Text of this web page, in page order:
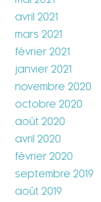
avril 2021
mars 2021
février 2021
janvier 2021
novembre 2020
octobre 2020
août 2020
avril 2020
février 2020
septembre 2019
août 2019